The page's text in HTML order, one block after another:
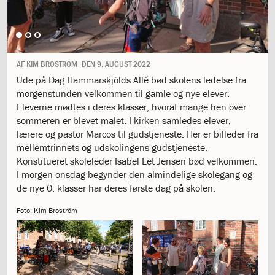
days
of
giving
1.12:
Let
it
Grow
1.13:
Move
it!
1.14:
Ucycle
We
cycle
Recycle
1.15:
Historie
1.16:
Bombningen
Institut
Jeanne
d’Arc
1.17:
Markering
af
AF KIM BROSTRÖM DEN 9. AUGUST 2022
Ude på Dag Hammarskjölds Allé bød skolens ledelse fra
morgenstunden velkommen til gamle og nye elever.
Eleverne mødtes i deres klasser, hvoraf mange hen over
sommeren er blevet malet. I kirken samledes elever,
lærere og pastor Marcos til gudstjeneste. Her er billeder fra
mellemtrinnets og udskolingens gudstjeneste.
Konstitueret skoleleder Isabel Let Jensen bød velkommen.
I morgen onsdag begynder den almindelige skolegang og
de nye 0. klasser har deres første dag på skolen.
Foto: Kim Broström